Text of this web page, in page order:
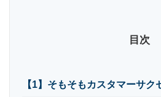
目次
【1】そもそもカスタマーサク